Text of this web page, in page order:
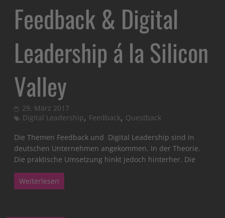
Feedback & Digital
Leadership á la Silicon
Valley
29. März 2017
Digital Leadership, Feedback, Questback
Die Themen Feedback und Digital Leadership sind in
deutschen Unternehmen angekommen. In der Theorie.
Die praktische Umsetzung hinkt jedoch hinterher. Die
Weiterlesen